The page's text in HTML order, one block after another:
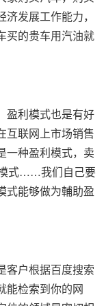
发展工作能力，
买的贵车用汽油就
利模式也是有好
互联网上市场销售
一种盈利模式，卖
式……我们自己要
式能够做为輔助盈
户根据百度搜索
能检索到你的网